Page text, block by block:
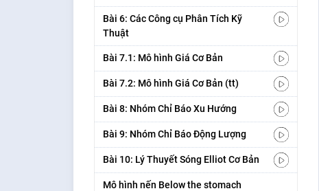
Bài 6: Các Công cụ Phân Tích Kỹ
Thuật
Bài 7.1: Mô hình Giá Cơ Bản
Bài 7.2: Mô hình Giá Cơ Bản (tt)
Bài 8: Nhóm Chỉ Báo Xu Hướng
Bài 9: Nhóm Chỉ Báo Động Lượng
Bài 10: Lý Thuyết Sóng Elliot Cơ Bản
Mô hình nến Below the stomach